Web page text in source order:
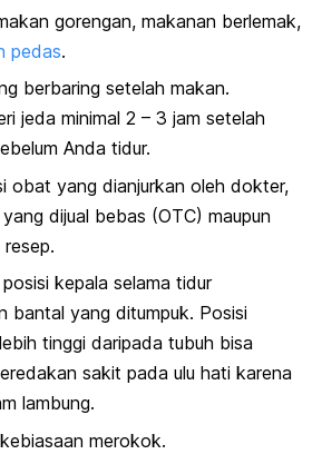
gorengan, makanan berlemak,
pedas.
berbaring setelah makan.
jeda minimal 2 – 3 jam setelah
Anda tidur.
obat yang dianjurkan oleh dokter,
dijual bebas (OTC) maupun
kepala selama tidur
bantal yang ditumpuk. Posisi
tinggi daripada tubuh bisa
sakit pada ulu hati karena
lambung.
merokok.